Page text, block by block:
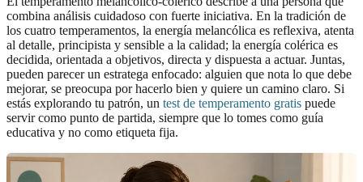
combina análisis cuidadoso con fuerte iniciativa. En la tradición de
los cuatro temperamentos, la energía melancólica es reflexiva, atenta
al detalle, principista y sensible a la calidad; la energía colérica es
decidida, orientada a objetivos, directa y dispuesta a actuar. Juntas,
pueden parecer un estratega enfocado: alguien que nota lo que debe
mejorar, se preocupa por hacerlo bien y quiere un camino claro. Si
estás explorando tu patrón, un test de temperamento gratis puede
servir como punto de partida, siempre que lo tomes como guía
educativa y no como etiqueta fija.